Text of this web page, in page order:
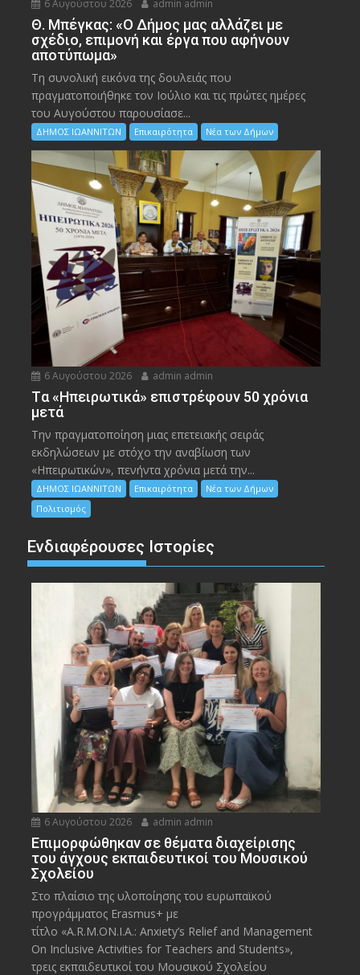
6 Αυγούστου 2026 admin admin
Θ. Μπέγκας: «Ο Δήμος μας αλλάζει με
σχέδιο, επιμονή και έργα που αφήνουν
αποτύπωμα»
Τη συνολική εικόνα της δουλειάς που
πραγματοποιήθηκε τον Ιούλιο και τις πρώτες ημέρες
του Αυγούστου παρουσίασε...
ΔΗΜΟΣ ΙΩΑΝΝΙΤΩΝ Επικαιρότητα Νέα των Δήμων
6 Αυγούστου 2026 admin admin
Tα «Ηπειρωτικά» επιστρέφουν 50 χρόνια
μετά
Την πραγματοποίηση μιας επετειακής σειράς
εκδηλώσεων με στόχο την αναβίωση των
«Ηπειρωτικών», πενήντα χρόνια μετά την...
ΔΗΜΟΣ ΙΩΑΝΝΙΤΩΝ Επικαιρότητα
Νέα των Δήμων
Πολιτισμός
Ενδιαφέρουσες Ιστορίες
6 Αυγούστου 2026 admin admin
Eπιμορφώθηκαν σε θέματα διαχείρισης
του άγχους εκπαιδευτικοί του Μουσικού
Σχολείου
Στο πλαίσιο της υλοποίησης του ευρωπαϊκού
προγράμματος Erasmus+ με
τίτλο «A.R.M.ON.I.A.: Anxiety’s Relief and Management
On Inclusive Activities for Teachers and Students»,
τρεις εκπαιδευτικοί του Μουσικού Σχολείου